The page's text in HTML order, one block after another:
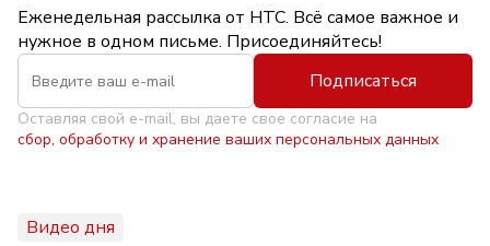
Еженедельная рассылка от НТС. Всё самое важное и
нужное в одном письме. Присоединяйтесь!
Подписаться
Оставляя свой e-mail, вы даете свое согласие на
сбор, обработку и хранение ваших персональных данных
Видео дня